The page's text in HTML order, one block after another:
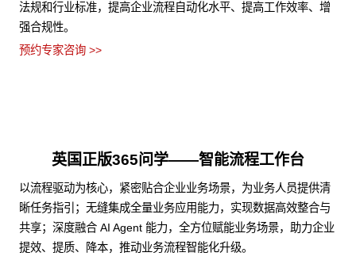
法规和行业标准，提高企业流程自动化水平、提高工作效率、增
强合规性。
预约专家咨询 >>
英国正版365问学——智能流程工作台
以流程驱动为核心，紧密贴合企业业务场景，为业务人员提供清
晰任务指引；无缝集成全量业务应用能力，实现数据高效整合与
共享；深度融合 AI Agent 能力，全方位赋能业务场景，助力企业
提效、提质、降本，推动业务流程智能化升级。